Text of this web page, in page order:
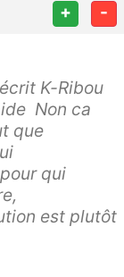
+ -
K-Ribou
Non ca
que
qui
est plutôt